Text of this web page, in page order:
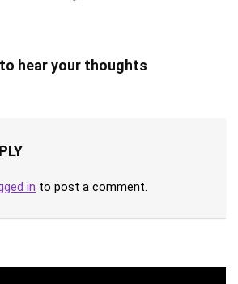
hear your thoughts
in to post a comment.